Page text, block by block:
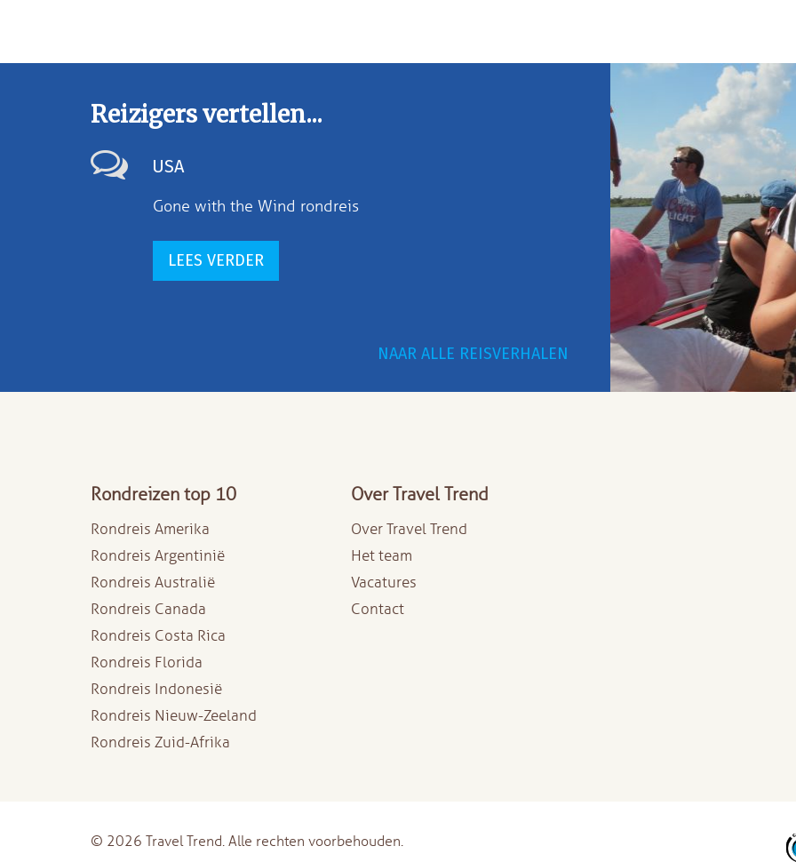
Reizigers vertellen...
USA
Gone with the Wind rondreis
LEES VERDER
NAAR ALLE REISVERHALEN
Rondreizen top 10
Rondreis Amerika
Rondreis Argentinië
Rondreis Australië
Rondreis Canada
Rondreis Costa Rica
Rondreis Florida
Rondreis Indonesië
Rondreis Nieuw-Zeeland
Rondreis Zuid-Afrika
Over Travel Trend
Over Travel Trend
Het team
Vacatures
Contact
© 2026 Travel Trend. Alle rechten voorbehouden.